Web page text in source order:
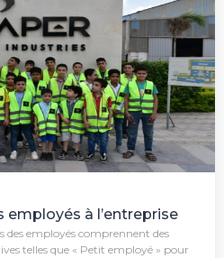
à l’entreprise
des employés comprennent des
telles que « Petit employé » pour